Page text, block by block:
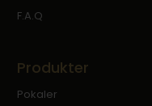
F.A.Q
Produkter
Pokaler